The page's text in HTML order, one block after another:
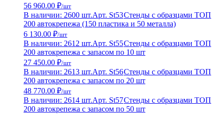
56 960.00 ₽/шт
В наличии: 2600 шт.Арт. St53Стенды с образцами ТОП
200 автокрепежа (150 пластика и 50 металла)
6 130.00 ₽/шт
В наличии: 2612 шт.Арт. St55Стенды с образцами ТОП
200 автокрепежа с запасом по 10 шт
27 450.00 ₽/шт
В наличии: 2613 шт.Арт. St56Стенды с образцами ТОП
200 автокрепежа с запасом по 20 шт
48 770.00 ₽/шт
В наличии: 2614 шт.Арт. St57Стенды с образцами ТОП
200 автокрепежа с запасом по 50 шт